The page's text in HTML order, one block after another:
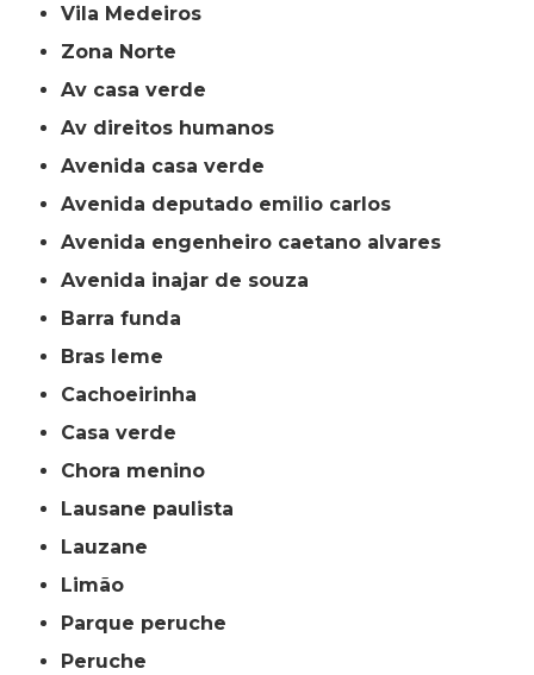
Vila Medeiros
Zona Norte
av casa verde
av direitos humanos
avenida casa verde
avenida deputado emilio carlos
avenida engenheiro caetano alvares
avenida inajar de souza
barra funda
bras leme
cachoeirinha
casa verde
chora menino
lausane paulista
lauzane
limão
parque peruche
peruche